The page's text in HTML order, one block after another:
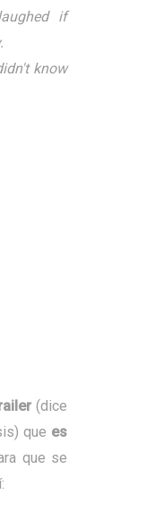
if
know
(dice
que es
que se